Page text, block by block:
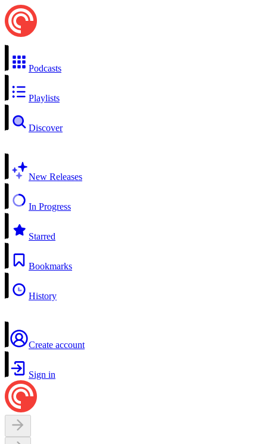
Podcasts
Playlists
Discover
New Releases
In Progress
Starred
Bookmarks
History
Create account
Sign in